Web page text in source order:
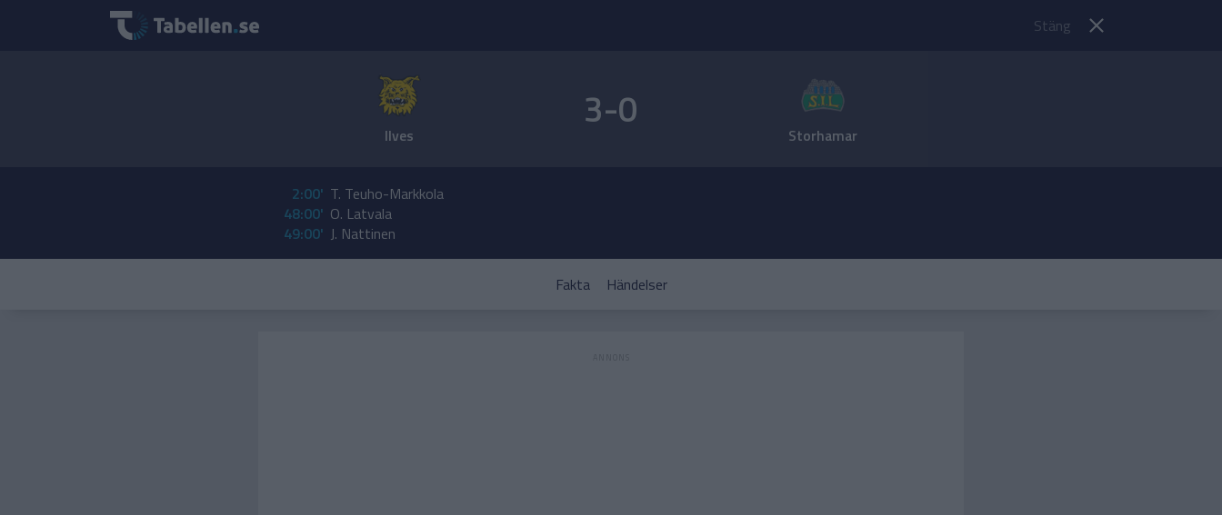
Stäng
Ilves 3-0 Storhamar
2:00' T. Teuho-Markkola
48:00' O. Latvala
49:00' J. Nattinen
Fakta Händelser